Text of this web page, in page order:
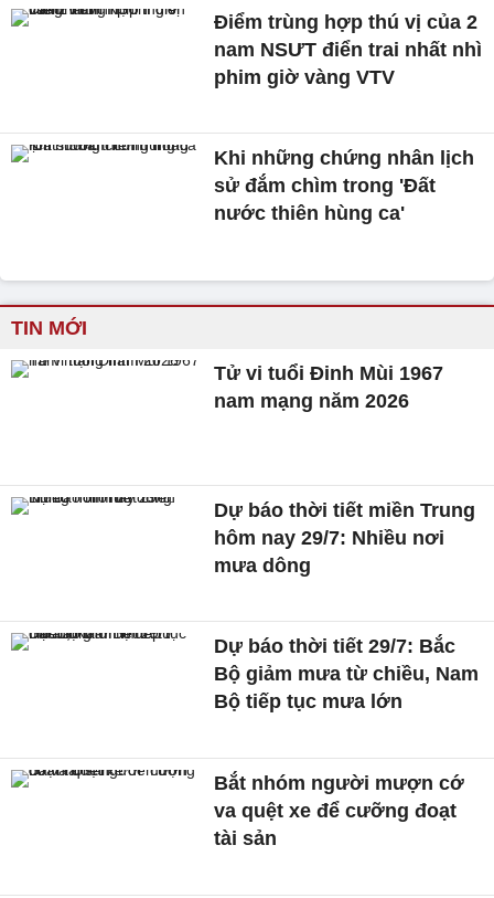
Điểm trùng hợp thú vị của 2
nam NSƯT điển trai nhất nhì
phim giờ vàng VTV
Khi những chứng nhân lịch
sử đắm chìm trong 'Đất
nước thiên hùng ca'
TIN MỚI
Tử vi tuổi Đinh Mùi 1967
nam mạng năm 2026
Dự báo thời tiết miền Trung
hôm nay 29/7: Nhiều nơi
mưa dông
Dự báo thời tiết 29/7: Bắc
Bộ giảm mưa từ chiều, Nam
Bộ tiếp tục mưa lớn
Bắt nhóm người mượn cớ
va quệt xe để cưỡng đoạt
tài sản